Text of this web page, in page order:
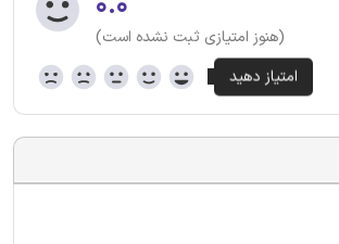
(هنوز امتیازی ثبت نشده است)